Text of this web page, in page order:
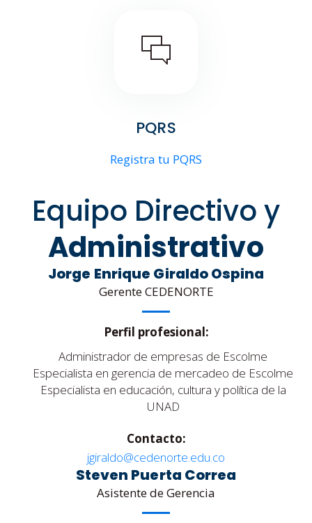
PQRS
Registra tu PQRS
Equipo Directivo y
Administrativo
Jorge Enrique Giraldo Ospina
Gerente CEDENORTE
Perfil profesional:
Administrador de empresas de Escolme
Especialista en gerencia de mercadeo de Escolme
Especialista en educación, cultura y política de la
UNAD
Contacto:
jgiraldo@cedenorte.edu.co
Steven Puerta Correa
Asistente de Gerencia